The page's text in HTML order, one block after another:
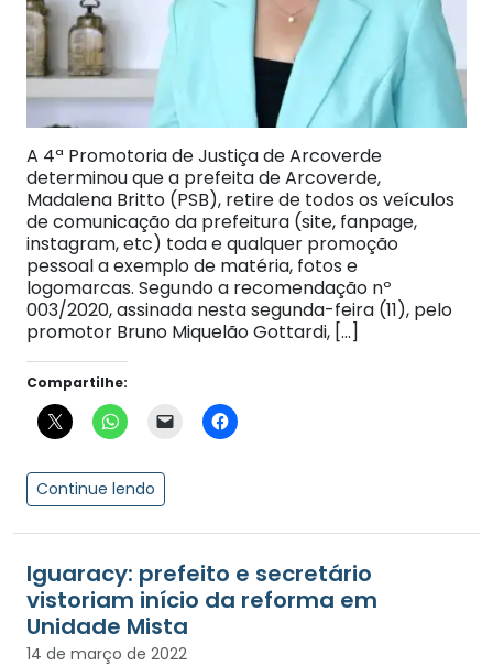
A 4ª Promotoria de Justiça de Arcoverde
determinou que a prefeita de Arcoverde,
Madalena Britto (PSB), retire de todos os veículos
de comunicação da prefeitura (site, fanpage,
instagram, etc) toda e qualquer promoção
pessoal a exemplo de matéria, fotos e
logomarcas. Segundo a recomendação nº
003/2020, assinada nesta segunda-feira (11), pelo
promotor Bruno Miquelão Gottardi, […]
Compartilhe:
Continue lendo
Iguaracy: prefeito e secretário
vistoriam início da reforma em
Unidade Mista
14 de março de 2022